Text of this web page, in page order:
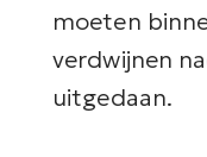
moeten
verdwijnen
uitgedaan.